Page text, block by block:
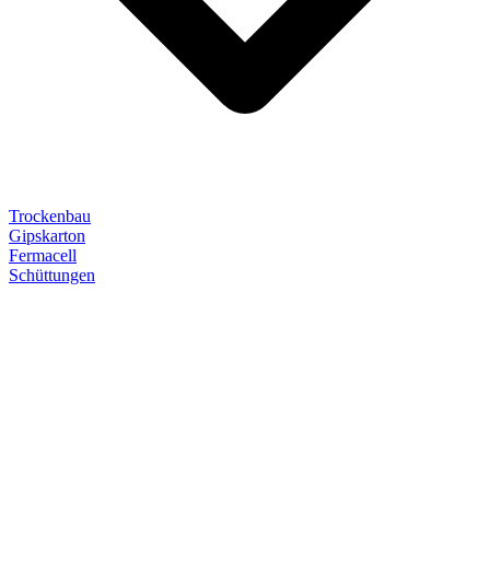
Trockenbau
Gipskarton
Fermacell
Schüttungen